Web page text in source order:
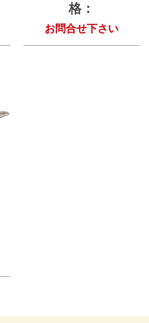
格：
お問合せ下さい